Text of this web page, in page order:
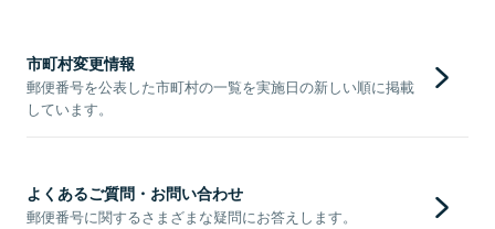
市町村変更情報
郵便番号を公表した市町村の一覧を実施日の新しい順に掲載
しています。
よくあるご質問・お問い合わせ
郵便番号に関するさまざまな疑問にお答えします。